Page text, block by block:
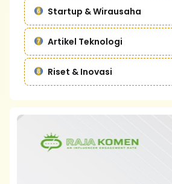
Startup & Wirausaha
Artikel Teknologi
Riset & Inovasi